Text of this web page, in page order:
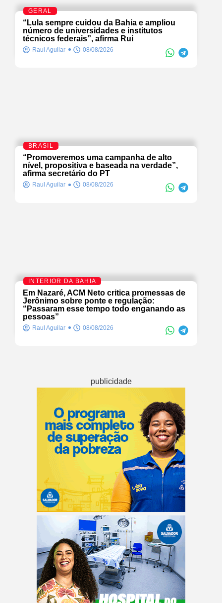
GERAL
“Lula sempre cuidou da Bahia e ampliou
número de universidades e institutos
técnicos federais”, afirma Rui
Raul Aguilar 08/08/2026
BRASIL
“Promoveremos uma campanha de alto
nível, propositiva e baseada na verdade”,
afirma secretário do PT
Raul Aguilar 08/08/2026
INTERIOR DA BAHIA
Em Nazaré, ACM Neto critica promessas de
Jerônimo sobre ponte e regulação:
“Passaram esse tempo todo enganando as
pessoas”
Raul Aguilar 08/08/2026
publicidade